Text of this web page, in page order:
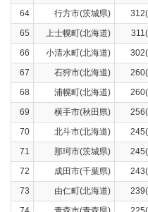
64
行方市(茨城県)
65
上士幌町(北海道)
66
小清水町(北海道)
67
石狩市(北海道)
68
浦幌町(北海道)
69
横手市(秋田県)
70
北斗市(北海道)
71
那珂市(茨城県)
72
成田市(千葉県)
73
由仁町(北海道)